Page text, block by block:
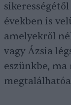
években is
amelyekről
vagy Ázsia
eszünkbe,